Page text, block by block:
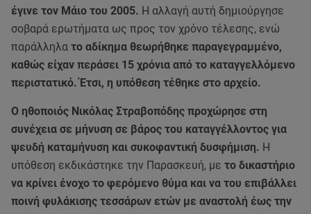
έγινε τον Μάιο του 2005. Η αλλαγή αυτή δημιούργησε
σοβαρά ερωτήματα ως προς τον χρόνο τέλεσης, ενώ
παράλληλα το αδίκημα θεωρήθηκε παραγεγραμμένο,
καθώς είχαν περάσει 15 χρόνια από το καταγγελλόμενο
περιστατικό. Έτσι, η υπόθεση τέθηκε στο αρχείο.
Ο ηθοποιός Νικόλας Στραβοπόδης προχώρησε στη
συνέχεια σε μήνυση σε βάρος του καταγγέλλοντος για
ψευδή καταμήνυση και συκοφαντική δυσφήμιση. Η
υπόθεση εκδικάστηκε την Παρασκευή, με το δικαστήριο
να κρίνει ένοχο το φερόμενο θύμα και να του επιβάλλει
ποινή φυλάκισης τεσσάρων ετών με αναστολή έως την